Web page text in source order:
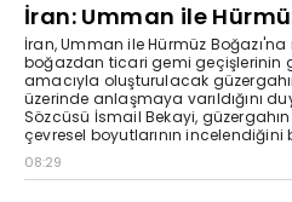
İran: Umman ile
İran, Umman ile Hürmüz
boğazdan ticari gemi geçişlerinin
amacıyla oluşturulacak
üzerinde anlaşmaya varıldığını
Sözcüsü İsmail Bekayi,
çevresel boyutlarının incelendiğini
08:29